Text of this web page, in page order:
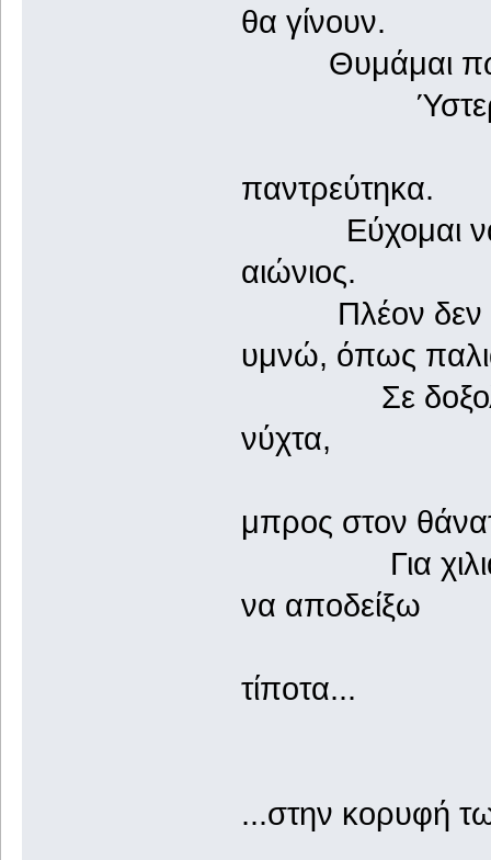
θα γίνουν.
Θυμάμαι πως
Ύστερα
παντρεύτηκα.
Εύχομαι να
αιώνιος.
Πλέον δεν
υμνώ, όπως
Σε δοξολογώ
νύχτα,
μπρος στον
Για
να αποδείξω
τίποτα...
...στην κορυφή